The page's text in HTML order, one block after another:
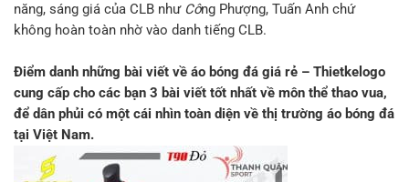
năng, sáng giá của CLB như Công Phượng, Tuấn Anh chứ
không hoàn toàn nhờ vào danh tiếng CLB.
Điểm danh những bài viết về áo bóng đá giá rẻ – Thietkelogo
cung cấp cho các bạn 3 bài viết tốt nhất về môn thể thao vua,
để dân phủi có một cái nhìn toàn diện về thị trường áo bóng đá
tại Việt Nam.